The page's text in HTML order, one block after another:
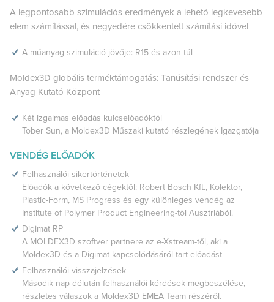
A legpontosabb szimulációs eredmények a lehető legkevesebb
elem számítással, és negyedére csökkentett számítási idővel
A műanyag szimuláció jövője: R15 és azon túl
Moldex3D globális terméktámogatás: Tanúsítási rendszer és
Anyag Kutató Központ
Két izgalmas előadás kulcselőadóktól
Tober Sun, a Moldex3D Műszaki kutató részlegének Igazgatója
VENDÉG ELŐADÓK
Felhasználói sikertörténetek
Előadók a következő cégektől: Robert Bosch Kft., Kolektor,
Plastic-Form, MS Progress és egy különleges vendég az
Institute of Polymer Product Engineering-től Ausztriából.
Digimat RP
A MOLDEX3D szoftver partnere az e-Xstream-től, aki a
Moldex3D és a Digimat kapcsolódásáról tart előadást
Felhasználói visszajelzések
Második nap délután felhasználói kérdések megbeszélése,
részletes válaszok a Moldex3D EMEA Team részéről.